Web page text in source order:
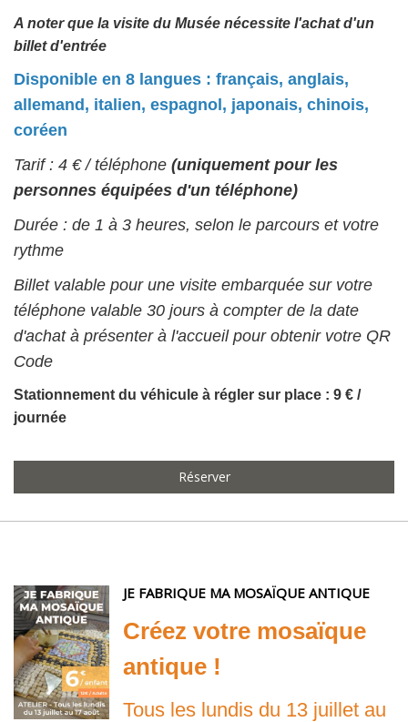
A noter que la visite du Musée nécessite l'achat d'un
billet d'entrée
Disponible en 8 langues : français, anglais,
allemand, italien, espagnol, japonais, chinois,
coréen
Tarif : 4 € / téléphone (uniquement pour les
personnes équipées d'un téléphone)
Durée : de 1 à 3 heures, selon le parcours et votre
rythme
Billet valable pour une visite embarquée sur votre
téléphone valable 30 jours à compter de la date
d'achat à présenter à l'accueil pour obtenir votre QR
Code
Stationnement du véhicule à régler sur place : 9 € /
journée
Réserver
JE FABRIQUE MA MOSAÏQUE ANTIQUE
Créez votre mosaïque
antique !
Tous les lundis du 13 juillet au